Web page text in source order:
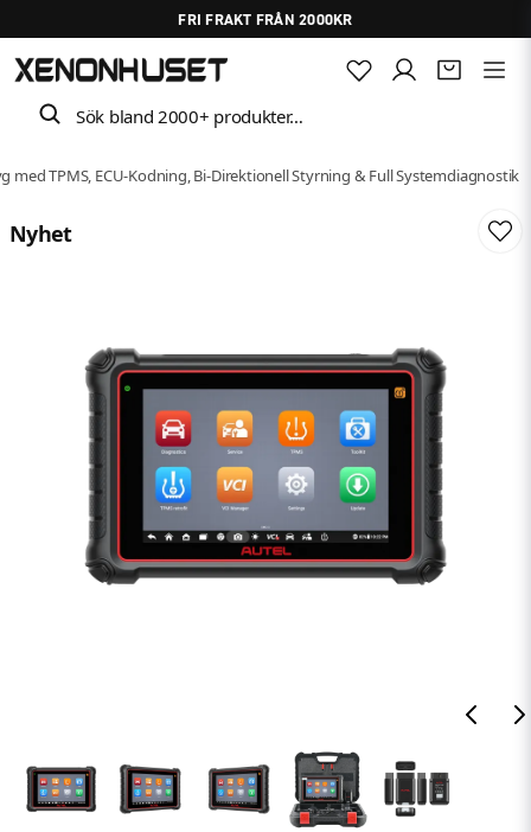
FRI FRAKT FRÅN 2000KR
Sök bland 2000+ produkter…
med TPMS, ECU-Kodning, Bi-Direktionell Styrning & Full Systemdiagnostik
Nyhet